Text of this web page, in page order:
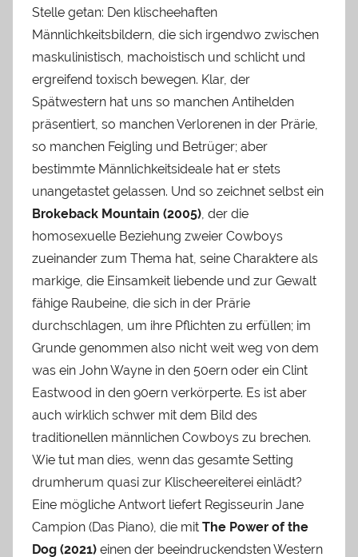
Stelle getan: Den klischeehaften
Männlichkeitsbildern, die sich irgendwo zwischen
maskulinistisch, machoistisch und schlicht und
ergreifend toxisch bewegen. Klar, der
Spätwestern hat uns so manchen Antihelden
präsentiert, so manchen Verlorenen in der Prärie,
so manchen Feigling und Betrüger; aber
bestimmte Männlichkeitsideale hat er stets
unangetastet gelassen. Und so zeichnet selbst ein
Brokeback Mountain (2005), der die
homosexuelle Beziehung zweier Cowboys
zueinander zum Thema hat, seine Charaktere als
markige, die Einsamkeit liebende und zur Gewalt
fähige Raubeine, die sich in der Prärie
durchschlagen, um ihre Pflichten zu erfüllen; im
Grunde genommen also nicht weit weg von dem
was ein John Wayne in den 50ern oder ein Clint
Eastwood in den 90ern verkörperte. Es ist aber
auch wirklich schwer mit dem Bild des
traditionellen männlichen Cowboys zu brechen.
Wie tut man dies, wenn das gesamte Setting
drumherum quasi zur Klischeereiterei einlädt?
Eine mögliche Antwort liefert Regisseurin Jane
Campion (Das Piano), die mit The Power of the
Dog (2021) einen der beeindruckendsten Western